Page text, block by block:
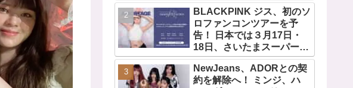
BLACKPINK ジス、初のソ
ロファンコンツアーを予
告！ 日本では３月17日・
18日、さいたまスーパーア
リーナで開催決定！ コンセ
プトは“愛のカケラ”！？ 14
日には新アルバム
NewJeans、ADORとの契
約を解除へ！ ミンジ、ハ